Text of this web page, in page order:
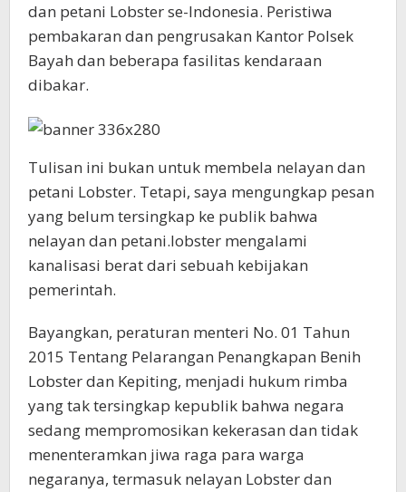
dan petani Lobster se-Indonesia. Peristiwa
pembakaran dan pengrusakan Kantor Polsek
Bayah dan beberapa fasilitas kendaraan
dibakar.
Tulisan ini bukan untuk membela nelayan dan
petani Lobster. Tetapi, saya mengungkap pesan
yang belum tersingkap ke publik bahwa
nelayan dan petani.lobster mengalami
kanalisasi berat dari sebuah kebijakan
pemerintah.
Bayangkan, peraturan menteri No. 01 Tahun
2015 Tentang Pelarangan Penangkapan Benih
Lobster dan Kepiting, menjadi hukum rimba
yang tak tersingkap kepublik bahwa negara
sedang mempromosikan kekerasan dan tidak
menenteramkan jiwa raga para warga
negaranya, termasuk nelayan Lobster dan